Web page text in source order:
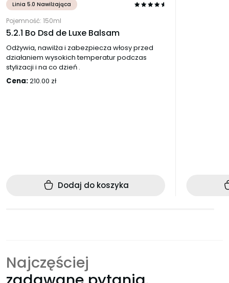
Linia 5.0 Nawilżająca
Pojemność: 150ml
5.2.1 Bo Dsd de Luxe Balsam
Odżywia, nawilża i zabezpiecza włosy przed
działaniem wysokich temperatur podczas
stylizacji i na co dzień .
Cena:210.00 zł
Dodaj do koszyka
Najczęściej